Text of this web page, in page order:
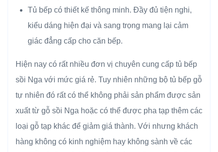
Tủ bếp có thiết kế thông minh. Đầy đủ tiện nghi,
kiểu dáng hiện đại và sang trọng mang lại cảm
giác đẳng cấp cho căn bếp.
Hiện nay có rất nhiều đơn vị chuyên cung cấp tủ bếp
sồi Nga với mức giá rẻ. Tuy nhiên những bộ tủ bếp gỗ
tự nhiên đó rất có thể không phải sản phẩm được sản
xuất từ gỗ sồi Nga hoặc có thể được pha tạp thêm các
loại gỗ tạp khác để giảm giá thành. Với nhưng khách
hàng không có kinh nghiệm hay không sành về các